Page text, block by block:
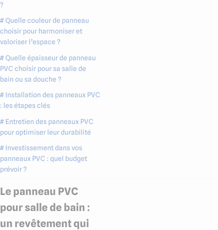
?
# Quelle couleur de panneau
choisir pour harmoniser et
valoriser l’espace ?
# Quelle épaisseur de panneau
PVC choisir pour sa salle de
bain ou sa douche ?
# Installation des panneaux PVC
: les étapes clés
# Entretien des panneaux PVC
pour optimiser leur durabilité
# Investissement dans vos
panneaux PVC : quel budget
prévoir ?
Le panneau PVC
pour salle de bain :
un revêtement qui